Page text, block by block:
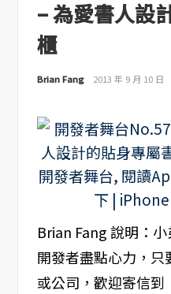
– 為愛書人設
櫃
Brian Fang 2013 年 9 月 10 日
Brian Fang 說明：
開發者盡點心力，只
或公司，歡迎寄信到